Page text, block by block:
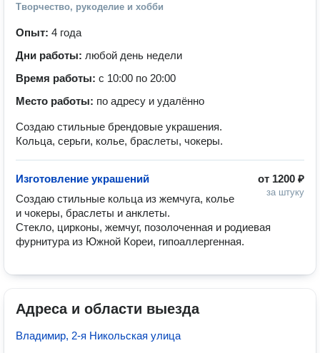
Творчество, рукоделие и хобби
Опыт: 4 года
Дни работы: любой день недели
Время работы: с 10:00 по 20:00
Место работы: по адресу и удалённо
Создаю стильные брендовые украшения.
Кольца, серьги, колье, браслеты, чокеры.
от 1200 ₽
за штуку
Изготовление украшений
Создаю стильные кольца из жемчуга, колье
и чокеры, браслеты и анклеты.
Стекло, цирконы, жемчуг, позолоченная и родиевая
фурнитура из Южной Кореи, гипоаллергенная.
Адреса и области выезда
Владимир, 2-я Никольская улица